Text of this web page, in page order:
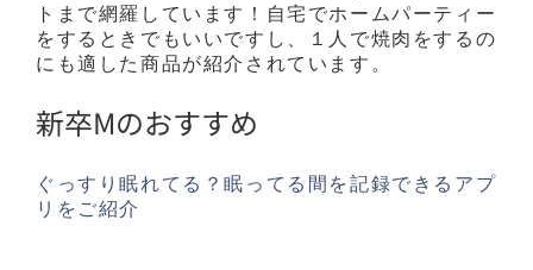
トまで網羅しています！自宅でホームパーティー
をするときでもいいですし、１人で焼肉をするの
にも適した商品が紹介されています。
新卒Mのおすすめ
ぐっすり眠れてる？眠ってる間を記録できるアプ
リをご紹介